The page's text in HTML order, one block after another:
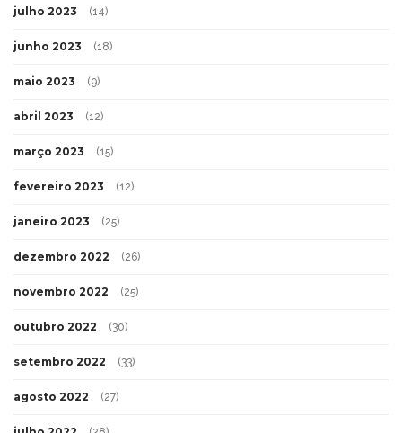
julho 2023 (14)
junho 2023 (18)
maio 2023 (9)
abril 2023 (12)
março 2023 (15)
fevereiro 2023 (12)
janeiro 2023 (25)
dezembro 2022 (26)
novembro 2022 (25)
outubro 2022 (30)
setembro 2022 (33)
agosto 2022 (27)